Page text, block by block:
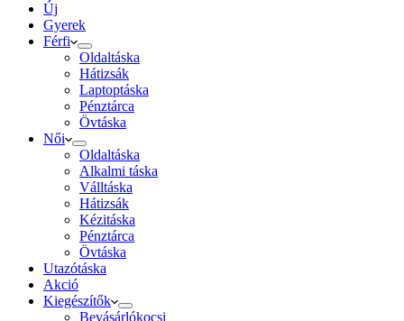
Új
Gyerek
Férfi
Oldaltáska
Hátizsák
Laptoptáska
Pénztárca
Övtáska
Női
Oldaltáska
Alkalmi táska
Válltáska
Hátizsák
Kézitáska
Pénztárca
Övtáska
Utazótáska
Akció
Kiegészítők
Bevásárlókocsi